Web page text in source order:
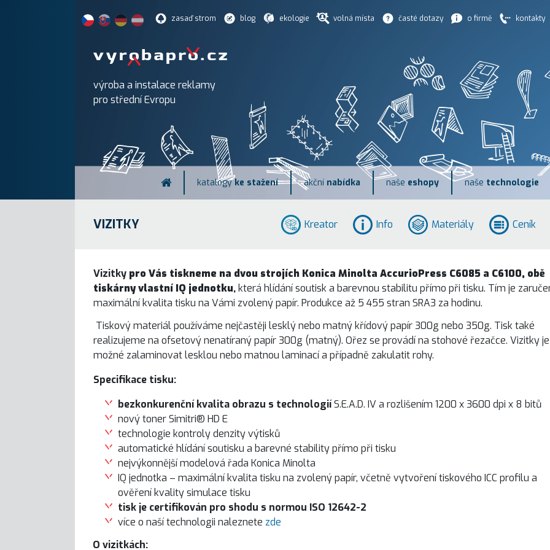
zasaď strom blog ekologie volná místa časté dotazy o firmě kontakty
výroba a instalace reklamy
pro střední Evropu
katalogyke stažení akční nabídka naše eshopy naše technologie
VIZITKY Kreator Info Materiály Ceník
Vizitky pro Vás tiskneme na dvou strojích Konica Minolta AccurioPress C6085 a C6100, obě
tiskárny vlastní IQ jednotku, která hlídání soutisk a barevnou stabilitu přímo při tisku. Tím je
maximální kvalita tisku na Vámi zvolený papír. Produkce až 5 455 stran SRA3 za hodinu.
Tiskový materiál používáme nejčastěji lesklý nebo matný křídový papír 300g nebo 350g. Tisk také
realizujeme na ofsetový nenatíraný papír 300g (matný). Ořez se provádí na stohové řezačce. Vizitky je
možné zalaminovat lesklou nebo matnou laminací a případně zakulatit rohy.
Specifikace tisku:
bezkonkurenční kvalita obrazu s technologiíS.E.A.D. IV a rozlišením 1200 x 3600 dpi x 8 bitů
nový toner Simitri® HD E
technologie kontroly denzity výtisků
automatické hlídání soutisku a barevné stability přímo při tisku
nejvýkonnější modelová řada Konica Minolta
IQ jednotka – maximální kvalita tisku na zvolený papír, včetně vytvoření tiskového ICC profilu a
ověření kvality simulace tisku
tisk je certifikován pro shodu s normou ISO 12642-2
více o naší technologii naleznete zde
O vizitkách: